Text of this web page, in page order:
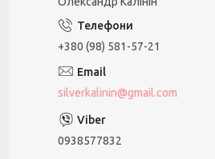
+380 (98) 581-57-21
silverkalinin@gmail.com
0938577832